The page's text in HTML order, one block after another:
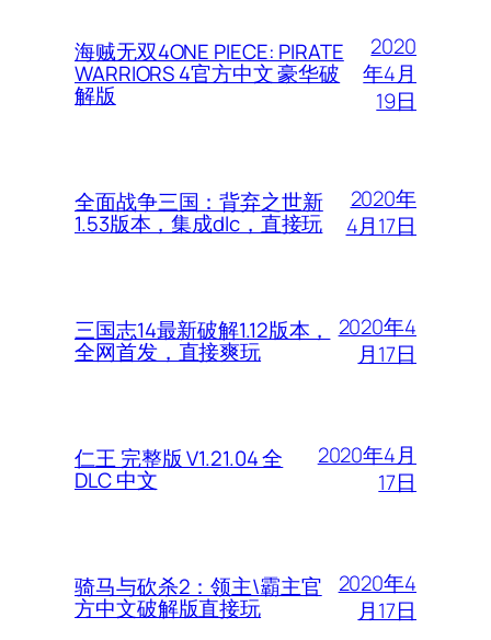
海贼无双4ONE PIECE: PIRATE
WARRIORS 4官方中文 豪华破
解版
2020
年4月
19日
全面战争三国：背弃之世新
1.53版本，集成dlc，直接玩
2020年
4月17日
三国志14最新破解1.12版本，
全网首发，直接爽玩
2020年4
月17日
仁王 完整版 V1.21.04 全
DLC 中文
2020年4月
17日
骑马与砍杀2：领主\霸主官
方中文破解版直接玩
2020年4
月17日